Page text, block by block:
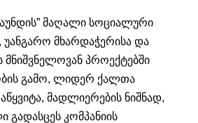
მაღალი სოციალური
უანგარო მხარდაჭერისა და
მნიშვნელოვან პროექტებში
გამო, ლიდერ ქალთა
მადლიერების ნიშნად,
გადასცეს კომპანიის